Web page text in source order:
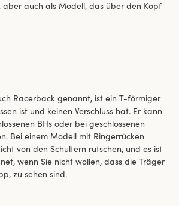
aber auch als Modell, das über den Kopf
Racerback genannt, ist ein T-förmiger
ist und keinen Verschluss hat. Er kann
BHs oder bei geschlossenen
Bei einem Modell mit Ringerrücken
von den Schultern rutschen, und es ist
wenn Sie nicht wollen, dass die Träger
zu sehen sind.